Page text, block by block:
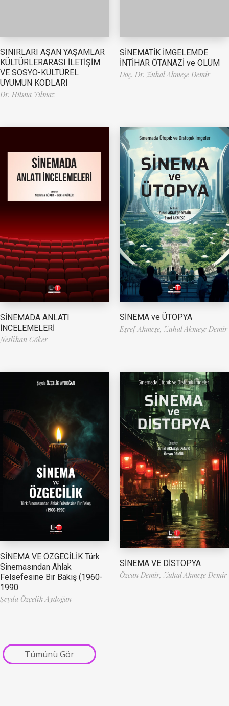
SINIRLARI AŞAN YAŞAMLAR
KÜLTÜRLERARASI İLETİŞİM
VE SOSYO-KÜLTÜREL
UYUMUN KODLARI
Dr. Hüsna Yılmaz
SİNEMATİK İMGELEMDE
İNTİHAR ÖTANAZİ ve ÖLÜM
Doç. Dr. Zuhal Akmeşe Demir
SİNEMADA ANLATI
İNCELEMELERİ
Neslihan Göker
SİNEMA ve ÜTOPYA
Eşref Akmeşe, Zuhal Akmeşe Demir
SİNEMA VE ÖZGECİLİK Türk
Sinemasından Ahlak
Felsefesine Bir Bakış (1960-
1990
Şeyda Özçelik Aydoğan
SİNEMA VE DİSTOPYA
Özcan Demir, Zuhal Akmeşe Demir
Tümünü Gör